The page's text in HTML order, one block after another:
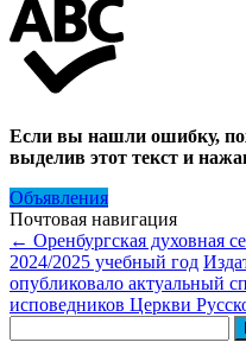
Если вы нашли ошибку,
выделив этот текст и
Объявления
Почтовая навигация
← Оренбургская духовная
2024/2025 учебный год
опубликовало актуальный
исповедников Церкви